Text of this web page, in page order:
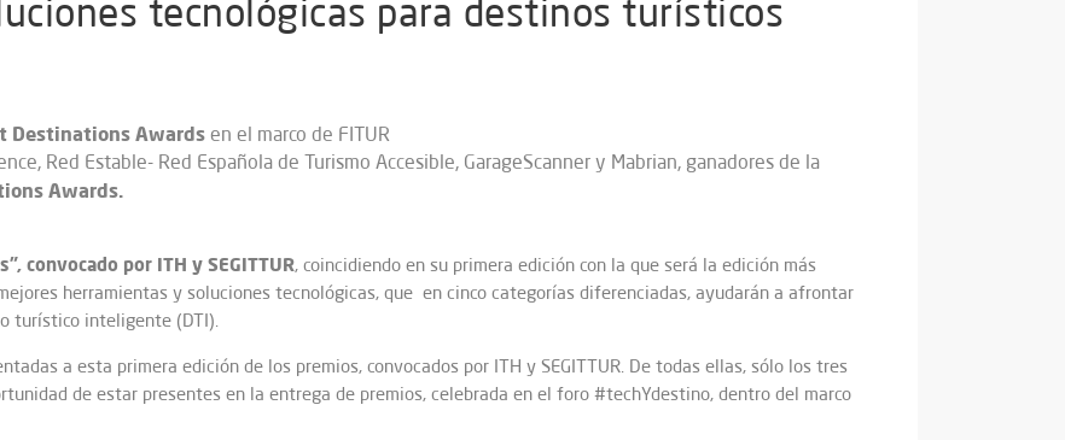
tecnológicas para destinos turísticos
Destinations Awards en el marco de FITUR
Red Estable- Red Española de Turismo Accesible, GarageScanner y Mabrian, ganadores de la
Awards.
convocado por ITH y SEGITTUR, coincidiendo en su primera edición con la que será la edición más
herramientas y soluciones tecnológicas, que en cinco categorías diferenciadas, ayudarán a afrontar
turístico inteligente (DTI).
a esta primera edición de los premios, convocados por ITH y SEGITTUR. De todas ellas, sólo los tres
de estar presentes en la entrega de premios, celebrada en el foro #techYdestino, dentro del marco